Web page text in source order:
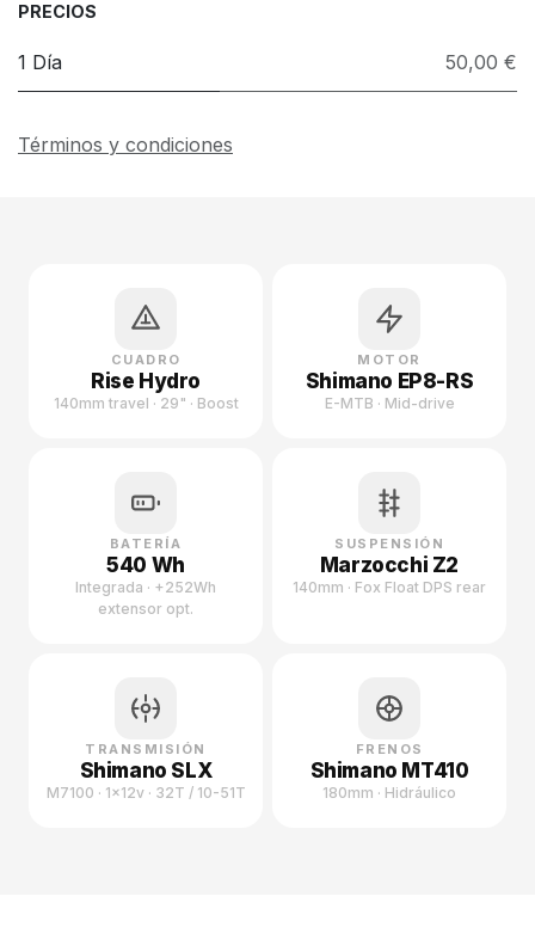
PRECIOS
1 Día 50,00 €
Términos y condiciones
CUADRO
Rise Hydro
140mm travel · 29" · Boost
MOTOR
Shimano EP8-RS
E-MTB · Mid-drive
BATERÍA
540 Wh
Integrada · +252Wh
extensor opt.
SUSPENSIÓN
Marzocchi Z2
140mm · Fox Float DPS rear
TRANSMISIÓN
Shimano SLX
M7100 · 1×12v · 32T / 10-51T
FRENOS
Shimano MT410
180mm · Hidráulico